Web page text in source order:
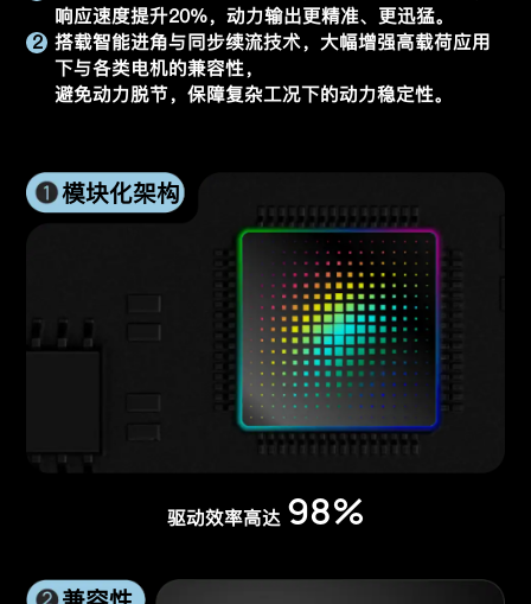
响应速度提升20%，动力输出更精准、更迅猛。
2 搭载智能进角与同步续流技术，大幅增强高载荷应用
下与各类电机的兼容性，
避免动力脱节，保障复杂工况下的动力稳定性。
模块化架构
驱动效率高达 98%